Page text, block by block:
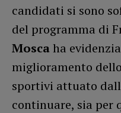
candidati si sono
del programma di
Moscaha
miglioramento
sportivi attuato
continuare, sia per